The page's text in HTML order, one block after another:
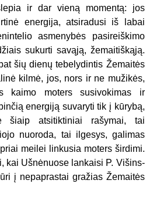
ir dar vieną momentą: jos
energija, atsiradusi iš labai
asmenybės pasireiškimo
sukurti savą­ją, žemaitiškąją.
šių dienų tebelydintis Žemaitės
kilmė, jos, nors ir ne mužikės,
kaimo moters susivokimas ir
energiją suvaryti tik į kūrybą,
atsitiktiniai rašymai, tai
nuoroda, tai il­gesys, galimas
meilei linkusia moters širdimi.
kai Ušnėnuose lankaisi P. Višins­
į nepaprastai gražias Žemaitės